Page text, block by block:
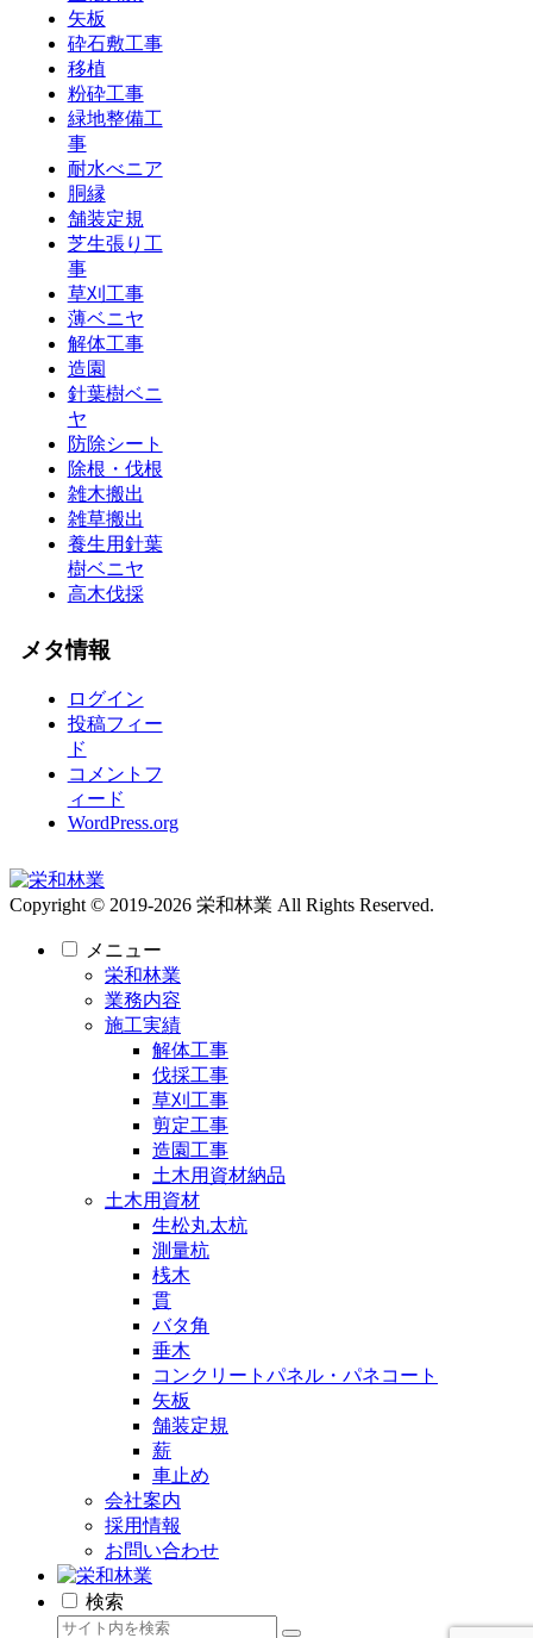
矢板
砕石敷工事
移植
粉砕工事
緑地整備工
事
耐水べニア
胴縁
舗装定規
芝生張り工
事
草刈工事
薄ベニヤ
解体工事
造園
針葉樹ベニ
ヤ
防除シート
除根・伐根
雑木搬出
雑草搬出
養生用針葉
樹ベニヤ
高木伐採
メタ情報
ログイン
投稿フィー
ド
コメントフ
ィード
WordPress.org
Copyright © 2019-2026 栄和林業 All Rights Reserved.
メニュー
栄和林業
業務内容
施工実績
解体工事
伐採工事
草刈工事
剪定工事
造園工事
土木用資材納品
土木用資材
生松丸太杭
測量杭
桟木
貫
バタ角
垂木
コンクリートパネル・パネコート
矢板
舗装定規
薪
車止め
会社案内
採用情報
お問い合わせ
検索